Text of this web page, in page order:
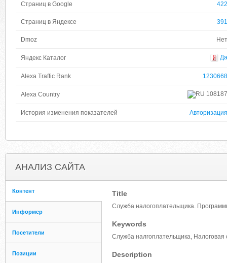
Страниц в Google 422
Страниц в Яндексе 391
Dmoz Нет
Яндекс Каталог Да
Alexa Traffic Rank 1230668
Alexa Country 108187
История изменения показателей Авторизация
АНАЛИЗ САЙТА
Контент
Информер
Посетители
Позиции
Title
Служба налогоплательщика.
Keywords
Служба налгоплательщика, Налоговая
Description